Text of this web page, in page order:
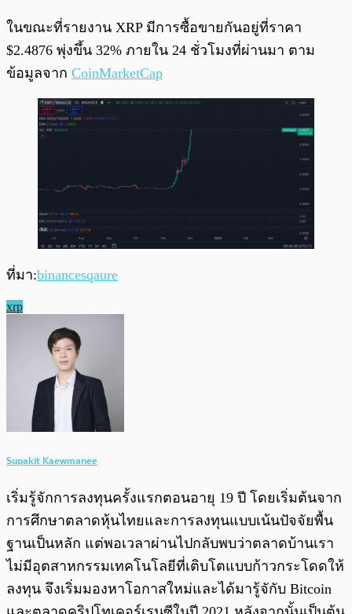
ในขณะที่รายงาน XRP มีการซื้อขายกันอยู่ที่ราคา
$2.4876 พุ่งขึ้น 32% ภายใน 24 ชั่วโมงที่ผ่านมา ตาม
ข้อมูลจาก CoinMarketCap
ที่มา:binancesqaure
xrp
Supakit Kaewmanee
เริ่มรู้จักการลงทุนครั้งแรกตอนอายุ 19 ปี โดยเริ่มต้นจาก
การศึกษาตลาดหุ้นไทยและการลงทุนแบบเน้นปัจจัยพื้น
ฐานเป็นหลัก แต่พอเวลาผ่านไปกลับพบว่าตลาดบ้านเรา
ไม่มีอุตสาหกรรมเทคโนโลยีที่เติบโตแบบก้าวกระโดดให้
ลงทุน จึงเริ่มมองหาโอกาสใหม่และได้มารู้จักับ Bitcoin